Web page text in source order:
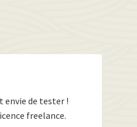
envie de tester !
freelance.